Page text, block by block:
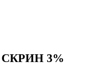
СКРИН 3%